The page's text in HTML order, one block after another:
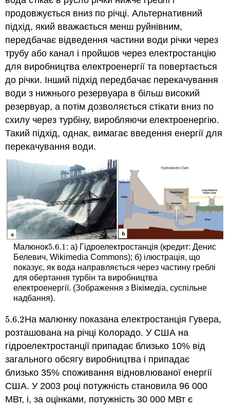
продовжується вниз по річці. Альтернативний
підхід, який вважається менш руйнівним,
передбачає відведення частини води річки через
трубу або канал і пройшов через електростанцію
для виробництва електроенергії та повертається
до річки. Інший підхід передбачає перекачування
води з нижнього резервуара в більш високий
резервуар, а потім дозволяється стікати вниз по
схилу через турбіну, виробляючи електроенергію.
Такий підхід, однак, вимагає введення енергії для
перекачування води.
Малюнок5.6.1
5.6.1: а) Гідроелектростанція (кредит: Денис
Белевич, Wikimedia Commons); б) ілюстрація, що
показує, як вода направляється через частину греблі
для обертання турбін та виробництва
електроенергії. (Зображення з Вікімедіа, суспільне
надбання).
5.6.2
5.6.2На малюнку показана електростанція Гувера,
розташована на річці Колорадо. У США на
гідроелектростанції припадає близько 10% від
загального обсягу виробництва і припадає
близько 35% споживання відновлюваної енергії
США. У 2003 році потужність становила 96 000
МВт, і, за оцінками, потужність 30 000 МВт є